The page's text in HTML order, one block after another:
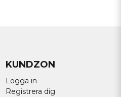
KUNDZON
Logga in
Registrera dig